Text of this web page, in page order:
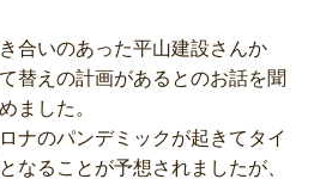
合いのあった平山建設さんか
替えの計画があるとのお話を聞
ました。
ナのパンデミックが起きてタイ
なることが予想されましたが、